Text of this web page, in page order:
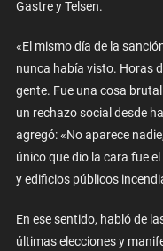
Gastre y Telsen.
«El mismo día de la
nunca había visto. Horas
gente. Fue una cosa
un rechazo social desde
agregó: «No aparece
único que dio la cara fue
y edificios públicos
En ese sentido, habló de
últimas elecciones y